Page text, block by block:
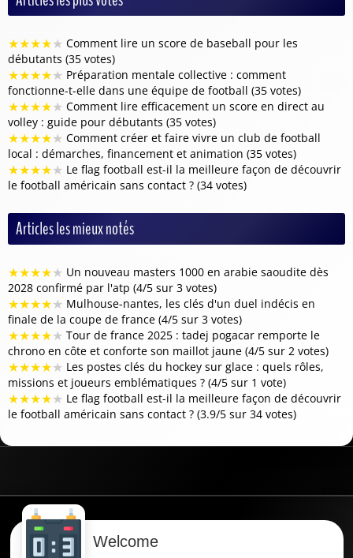
★★★★★ Comment lire un score de baseball pour les
débutants (35 votes)
★★★★★ Préparation mentale collective : comment
fonctionne-t-elle dans une équipe de football (35 votes)
★★★★★ Comment lire efficacement un score en direct au
volley : guide pour débutants (35 votes)
★★★★★ Comment créer et faire vivre un club de football
local : démarches, financement et animation (35 votes)
★★★★★ Le flag football est-il la meilleure façon de découvrir
le football américain sans contact ? (34 votes)
Articles les mieux notés
★★★★★ Un nouveau masters 1000 en arabie saoudite dès
2028 confirmé par l'atp (4/5 sur 3 votes)
★★★★★ Mulhouse-nantes, les clés d'un duel indécis en
finale de la coupe de france (4/5 sur 3 votes)
★★★★★ Tour de france 2025 : tadej pogacar remporte le
chrono en côte et conforte son maillot jaune (4/5 sur 2 votes)
★★★★★ Les postes clés du hockey sur glace : quels rôles,
missions et joueurs emblématiques ? (4/5 sur 1 vote)
★★★★★ Le flag football est-il la meilleure façon de découvrir
le football américain sans contact ? (3.9/5 sur 34 votes)
Data powered by Oddspedia
Welcome